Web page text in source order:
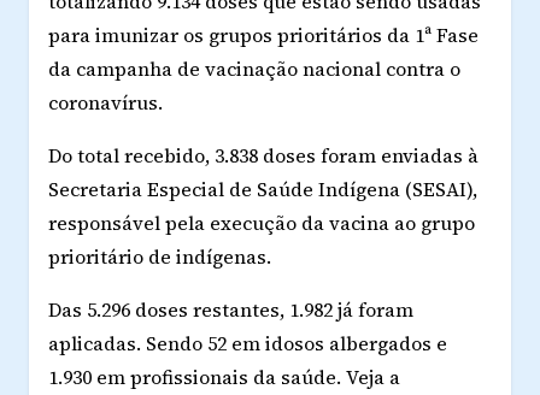
para imunizar os grupos prioritários da 1ª Fase
da campanha de vacinação nacional contra o
coronavírus.
Do total recebido, 3.838 doses foram enviadas à
Secretaria Especial de Saúde Indígena (SESAI),
responsável pela execução da vacina ao grupo
prioritário de indígenas.
Das 5.296 doses restantes, 1.982 já foram
aplicadas. Sendo 52 em idosos albergados e
1.930 em profissionais da saúde. Veja a